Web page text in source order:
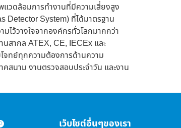
แวดล้อมการทำงานที่มีความเสี่ยงสูง
Detector System) ที่ได้มาตรฐาน
ไว้วางใจจากองค์กรทั่วโลกมากกว่า
สากล ATEX, CE, IECEx และ
จทย์ทุกความต้องการด้านความ
นาม งานตรวจสอบประจำวัน และงาน
เว็บไซต์อื่นๆของเรา